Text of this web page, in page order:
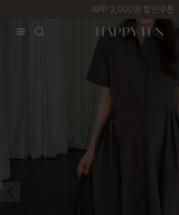
첫 구매 5% 감사쿠폰